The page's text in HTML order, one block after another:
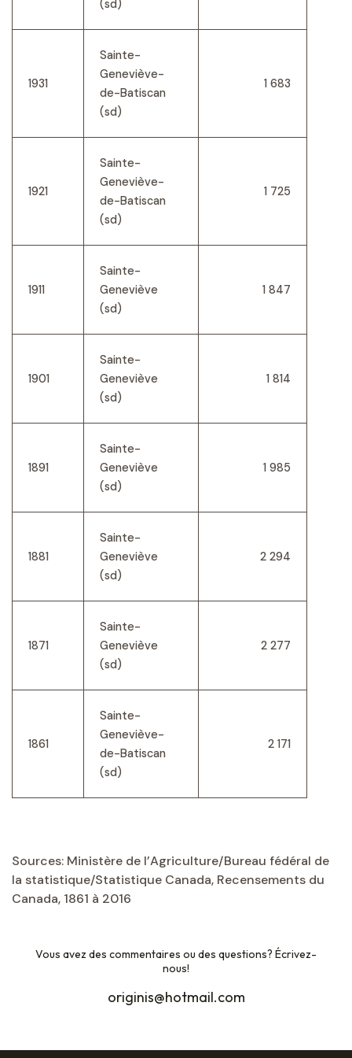
(sd)
1931
Sainte-
Geneviève-
de-Batiscan
(sd)
1 683
1921
Sainte-
Geneviève-
de-Batiscan
(sd)
1 725
1911
Sainte-
Geneviève
(sd)
1 847
1901
Sainte-
Geneviève
(sd)
1 814
1891
Sainte-
Geneviève
(sd)
1 985
1881
Sainte-
Geneviève
(sd)
2 294
1871
Sainte-
Geneviève
(sd)
2 277
1861
Sainte-
Geneviève-
de-Batiscan
(sd)
2 171
Sources: Ministère de l’Agriculture/Bureau fédéral de
la statistique/Statistique Canada, Recensements du
Canada, 1861 à 2016
Vous avez des commentaires ou des questions? Écrivez-
nous!
originis@hotmail.com